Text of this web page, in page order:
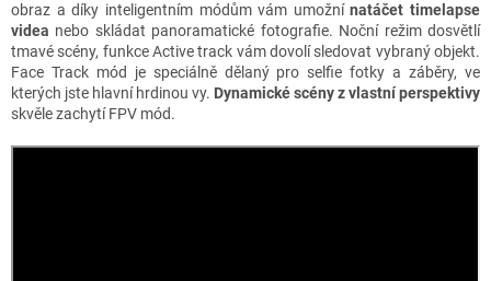
obraz a díky inteligentním módům vám umožnínatáčet timelapse
videa nebo skládat panoramatické fotografie. Noční režim dosvětlí
tmavé scény, funkce Active track vám dovolí sledovat vybraný objekt.
Face Track mód je speciálně dělaný pro selfie fotky a záběry, ve
kterých jste hlavní hrdinou vy. Dynamické scény z vlastní perspektivy
skvěle zachytí FPV mód.